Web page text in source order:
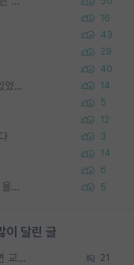
16
43
29
40
진짜 제발 적당히 똑똑한 박사과정이라도 위에 있었으면.. 14
5
12
3
14
6
정보보안 연구하는 입장에선 식별가능한 사진을 올리는건 비추이긴함 5
이 달린 글
SSH 박사과정을 그만두고 지방대 박사로 옮기면 교수의 꿈은 끝일까요? 21